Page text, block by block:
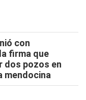
con
firma que
dos pozos en
mendocina